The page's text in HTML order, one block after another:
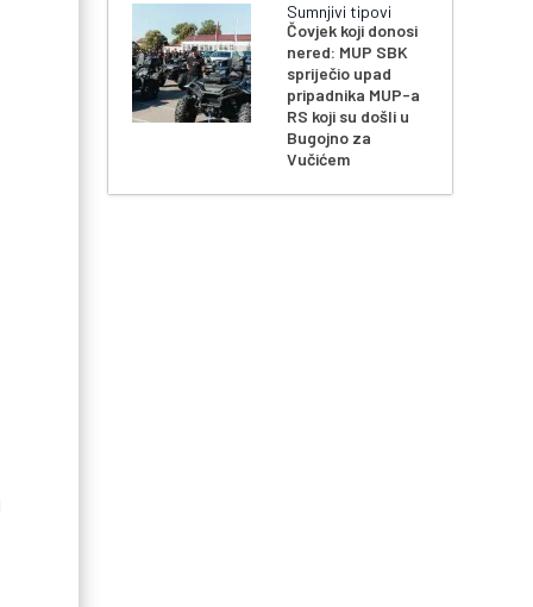
Sumnjivi tipovi
Čovjek koji donosi
nered: MUP SBK
spriječio upad
pripadnika MUP-a
RS koji su došli u
Bugojno za
Vučićem